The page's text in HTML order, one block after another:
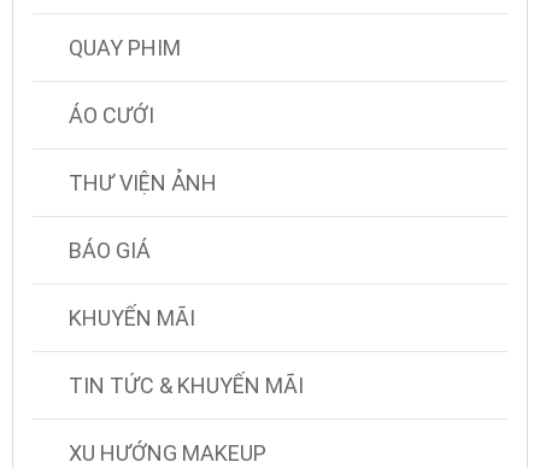
QUAY PHIM
ÁO CƯỚI
THƯ VIỆN ẢNH
BÁO GIÁ
KHUYẾN MÃI
TIN TỨC & KHUYẾN MÃI
XU HƯỚNG MAKEUP